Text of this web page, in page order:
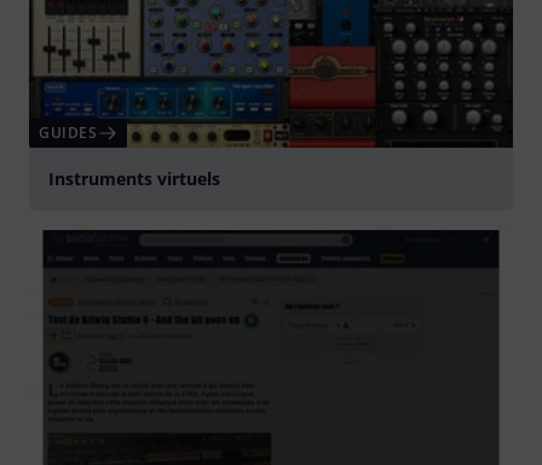
GUIDES
Instruments virtuels